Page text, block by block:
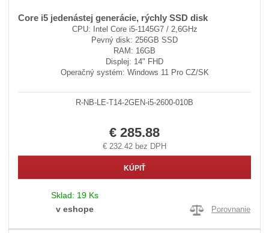
Core i5 jedenástej generácie, rýchly SSD disk
CPU: Intel Core i5-1145G7 / 2,6GHz
Pevný disk: 256GB SSD
RAM: 16GB
Displej: 14" FHD
Operačný systém: Windows 11 Pro CZ/SK
R-NB-LE-T14-2GEN-i5-2600-010B
€ 285.88
€ 232.42 bez DPH
KÚPIŤ
Sklad: 19 Ks
v eshope
Porovnanie